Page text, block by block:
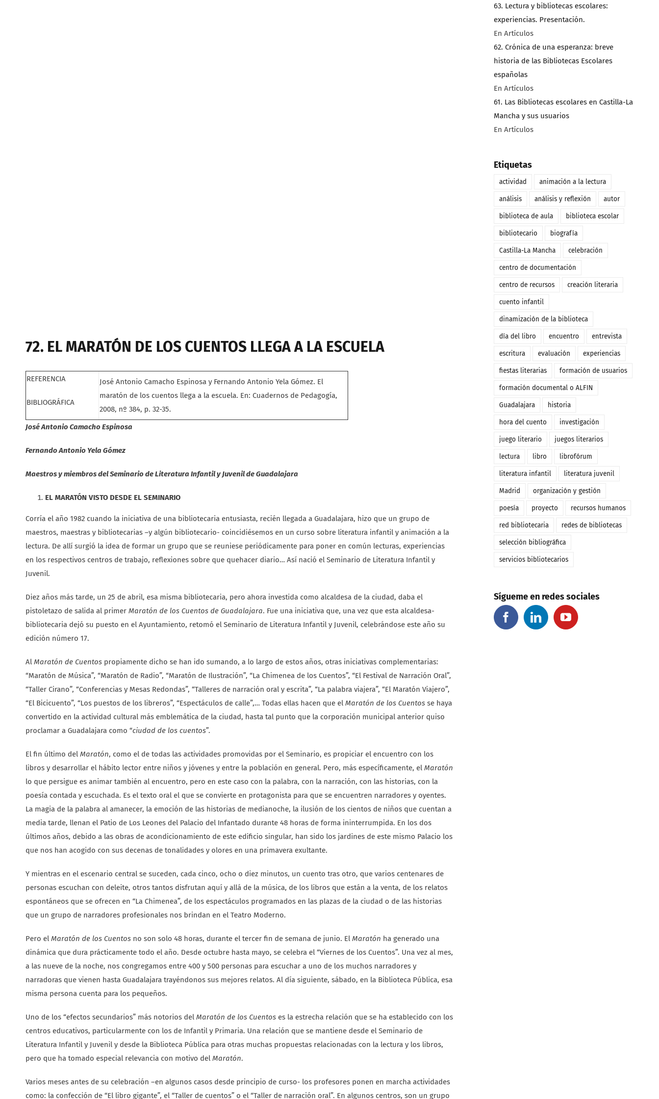
72. EL MARATÓN DE LOS CUENTOS LLEGA A LA ESCUELA
REFERENCIA
BIBLIOGRÁFICA
José Antonio Camacho Espinosa y Fernando Antonio Yela Gómez. El
maratón de los cuentos llega a la escuela. En: Cuadernos de Pedagogía,
2008, nº 384, p. 32-35.
José Antonio Camacho Espinosa
Fernando Antonio Yela Gómez
Maestros y miembros del Seminario de Literatura Infantily Juvenil de Guadalajara
EL MARATÓN VISTO DESDE EL SEMINARIO
Corría el año 1982 cuando la iniciativa de una bibliotecaria entusiasta, recién llegada a Guadalajara, hizo que un grupo de
maestros, maestras y bibliotecarias –y algún bibliotecario- coincidiésemos en un curso sobre literatura infantil y animación a la
lectura. De allí surgió la idea de formar un grupo que se reuniese periódicamente para poner en común lecturas, experiencias
en los respectivos centros de trabajo, reflexiones sobre que quehacer diario… Así nació el Seminario de Literatura Infantil y
Juvenil.
Diez años más tarde, un 25 de abril, esa misma bibliotecaria, pero ahora investida como alcaldesa de la ciudad, daba el
pistoletazo de salida al primer Maratón de los Cuentos de Guadalajara. Fue una iniciativa que, una vez que esta alcaldesa-
bibliotecaria dejó su puesto en el Ayuntamiento, retomó el Seminario de Literatura Infantil y Juvenil, celebrándose este año su
edición número 17.
Al Maratón de Cuentospropiamente dicho se han ido sumando, a lo largo de estos años, otras iniciativas complementarias:
“Maratón de Música”, “Maratón de Radio”, “Maratón de Ilustración”, “La Chimenea de los Cuentos”, “El Festival de Narración Oral”,
“Taller Cirano”, “Conferencias y Mesas Redondas”, “Talleres de narración oral y escrita”, “La palabra viajera”, “El Maratón Viajero”,
“El Bicicuento”, “Los puestos de los libreros”, “Espectáculos de calle”,… Todas ellas hacen que el Maratón de los Cuentosse haya
convertido en la actividad cultural más emblemática de la ciudad, hasta tal punto que la corporación municipal anterior quiso
proclamar a Guadalajara como “ciudad de los cuentos”.
El fin último del Maratón, como el de todas las actividades promovidas por el Seminario, es propiciar el encuentro con los
libros y desarrollar el hábito lector entre niños y jóvenes y entre la población en general. Pero, más específicamente, el Maratón
lo que persigue es animar también al encuentro, pero en este caso con la palabra, con la narración, con las historias, con la
poesía contada y escuchada. Es el texto oral el que se convierte en protagonista para que se encuentren narradores y oyentes.
La magia de la palabra al amanecer, la emoción de las historias de medianoche, la ilusión de los cientos de niños que cuentan a
media tarde, llenan el Patio de Los Leones del Palacio del Infantado durante 48 horas de forma ininterrumpida. En los dos
últimos años, debido a las obras de acondicionamiento de este edificio singular, han sido los jardines de este mismo Palacio los
que nos han acogido con sus decenas de tonalidades y olores en una primavera exultante.
Y mientras en el escenario central se suceden, cada cinco, ocho o diez minutos, un cuento tras otro, que varios centenares de
personas escuchan con deleite, otros tantos disfrutan aquí y allá de la música, de los libros que están a la venta, de los relatos
espontáneos que se ofrecen en “La Chimenea”, de los espectáculos programados en las plazas de la ciudad o de las historias
que un grupo de narradores profesionales nos brindan en el Teatro Moderno.
Pero el Maratón de los Cuentosno son solo 48 horas, durante el tercer fin de semana de junio. El Maratón ha generado una
dinámica que dura prácticamente todo el año. Desde octubre hasta mayo, se celebra el “Viernes de los Cuentos”. Una vez al mes,
a las nueve de la noche, nos congregamos entre 400 y 500 personas para escuchar a uno de los muchos narradores y
narradoras que vienen hasta Guadalajara trayéndonos sus mejores relatos. Al día siguiente, sábado, en la Biblioteca Pública, esa
misma persona cuenta para los pequeños.
Uno de los “efectos secundarios” más notorios del Maratón de los Cuentoses la estrecha relación que se ha establecido con los
centros educativos, particularmente con los de Infantil y Primaria. Una relación que se mantiene desde el Seminario de
Literatura Infantil y Juvenil y desde la Biblioteca Pública para otras muchas propuestas relacionadas con la lectura y los libros,
pero que ha tomado especial relevancia con motivo del Maratón.
Varios meses antes de su celebración –en algunos casos desde principio de curso- los profesores ponen en marcha actividades
como: la confección de “El libro gigante”, el “Taller de cuentos” o el “Taller de narración oral”. En algunos centros, son un grupo
63. Lectura y bibliotecas escolares:
experiencias. Presentación.
En Artículos
62. Crónica de una esperanza: breve
historia de las Bibliotecas Escolares
españolas
En Artículos
61. Las Bibliotecas escolares en Castilla-La
Mancha y sus usuarios
En Artículos
Etiquetas
actividad animación a la lectura
análisis análisis y reflexión autor
biblioteca de aula biblioteca escolar
bibliotecario biografía
Castilla-La Mancha celebración
centro de documentación
centro de recursos creación literaria
cuento infantil
dinamización de la biblioteca
día del libro encuentro entrevista
escritura evaluación experiencias
fiestas literarias formación de usuarios
formación documental o ALFIN
Guadalajara historia
hora del cuento investigación
juego literario juegos literarios
lectura libro librofórum
literatura infantil literatura juvenil
Madrid organización y gestión
poesía proyecto recursos humanos
red bibliotecaria redes de bibliotecas
selección bibliográfica
servicios bibliotecarios
Sígueme en redes sociales